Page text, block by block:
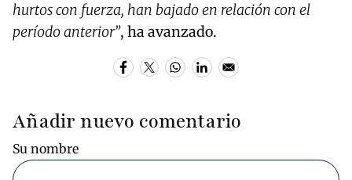
hurtos con fuerza, han bajado en relación con el
período anterior”, ha avanzado.
Añadir nuevo comentario
Su nombre